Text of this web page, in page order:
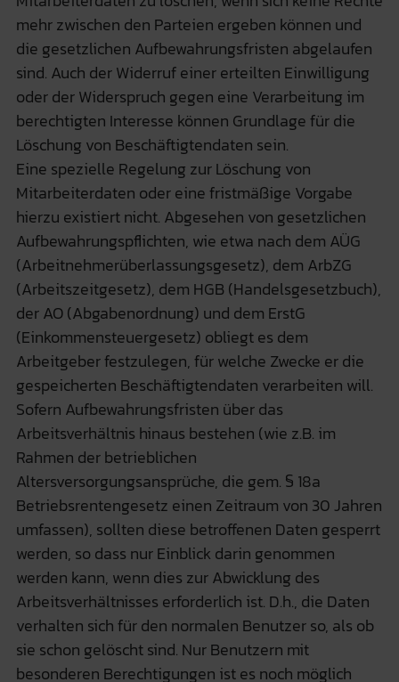
mehr zwischen den Parteien ergeben können und
die gesetzlichen Aufbewahrungsfristen abgelaufen
sind. Auch der Widerruf einer erteilten Einwilligung
oder der Widerspruch gegen eine Verarbeitung im
berechtigten Interesse können Grundlage für die
Löschung von Beschäftigtendaten sein.
Eine spezielle Regelung zur Löschung von
Mitarbeiterdaten oder eine fristmäßige Vorgabe
hierzu existiert nicht. Abgesehen von gesetzlichen
Aufbewahrungspflichten, wie etwa nach dem AÜG
(Arbeitnehmerüberlassungsgesetz), dem ArbZG
(Arbeitszeitgesetz), dem HGB (Handelsgesetzbuch),
der AO (Abgabenordnung) und dem ErstG
(Einkommensteuergesetz) obliegt es dem
Arbeitgeber festzulegen, für welche Zwecke er die
gespeicherten Beschäftigtendaten verarbeiten will.
Sofern Aufbewahrungsfristen über das
Arbeitsverhältnis hinaus bestehen (wie z.B. im
Rahmen der betrieblichen
Altersversorgungsansprüche, die gem. § 18a
Betriebsrentengesetz einen Zeitraum von 30 Jahren
umfassen), sollten diese betroffenen Daten gesperrt
werden, so dass nur Einblick darin genommen
werden kann, wenn dies zur Abwicklung des
Arbeitsverhältnisses erforderlich ist. D.h., die Daten
verhalten sich für den normalen Benutzer so, als ob
sie schon gelöscht sind. Nur Benutzern mit
besonderen Berechtigungen ist es noch möglich